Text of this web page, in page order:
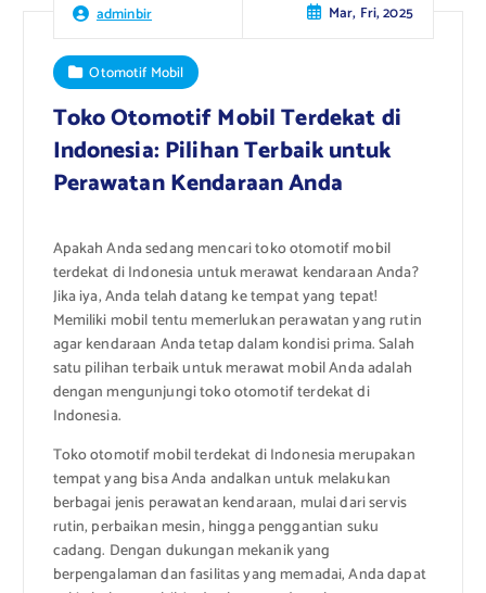
adminbir Mar, Fri, 2025
Otomotif Mobil
Toko Otomotif Mobil Terdekat di
Indonesia: Pilihan Terbaik untuk
Perawatan Kendaraan Anda
Apakah Anda sedang mencari toko otomotif mobil
terdekat di Indonesia untuk merawat kendaraan Anda?
Jika iya, Anda telah datang ke tempat yang tepat!
Memiliki mobil tentu memerlukan perawatan yang rutin
agar kendaraan Anda tetap dalam kondisi prima. Salah
satu pilihan terbaik untuk merawat mobil Anda adalah
dengan mengunjungi toko otomotif terdekat di
Indonesia.
Toko otomotif mobil terdekat di Indonesia merupakan
tempat yang bisa Anda andalkan untuk melakukan
berbagai jenis perawatan kendaraan, mulai dari servis
rutin, perbaikan mesin, hingga penggantian suku
cadang. Dengan dukungan mekanik yang
berpengalaman dan fasilitas yang memadai, Anda dapat